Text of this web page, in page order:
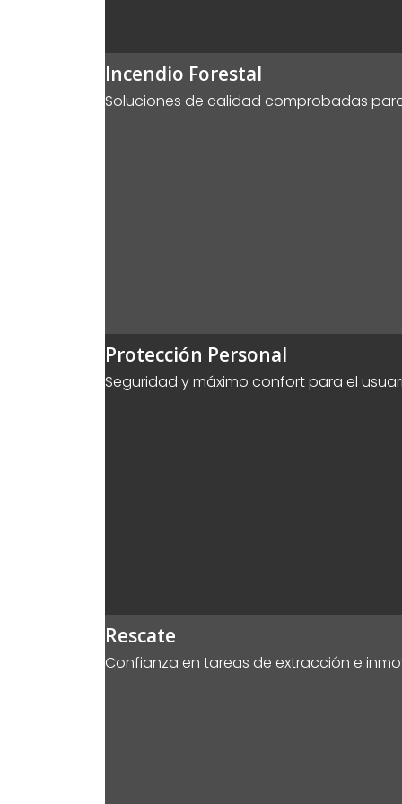
Incendio Forestal
Soluciones de calidad comprobadas
Protección Personal
Seguridad y máximo confort para el
Rescate
Confianza en tareas de extracción e